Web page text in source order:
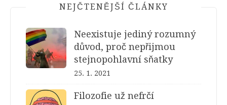
NEJČTENĚJŠÍ ČLÁNKY
Neexistuje jediný rozumný
důvod, proč nepřijmou
stejnopohlavní sňatky
25. 1. 2021
Filozofie už nefrčí